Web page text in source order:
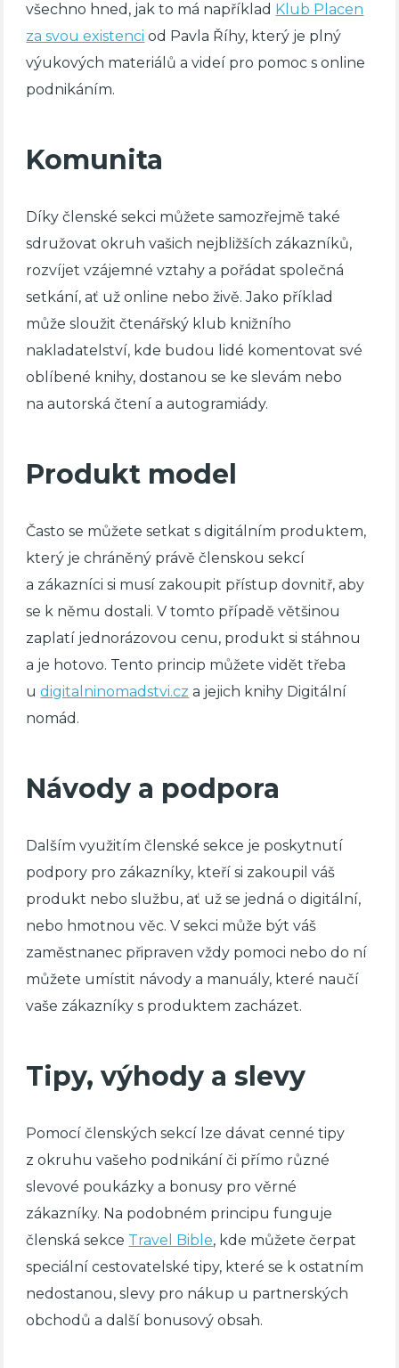
všechno hned, jak to má například Klub Placen
za svou existenci od Pavla Říhy, který je plný
výukových materiálů a videí pro pomoc s online
podnikáním.
Komunita
Díky členské sekci můžete samozřejmě také
sdružovat okruh vašich nejbližších zákazníků,
rozvíjet vzájemné vztahy a pořádat společná
setkání, ať už online nebo živě. Jako příklad
může sloužit čtenářský klub knižního
nakladatelství, kde budou lidé komentovat své
oblíbené knihy, dostanou se ke slevám nebo
na autorská čtení a autogramiády.
Produkt model
Často se můžete setkat s digitálním produktem,
který je chráněný právě členskou sekcí
a zákazníci si musí zakoupit přístup dovnitř, aby
se k němu dostali. V tomto případě většinou
zaplatí jednorázovou cenu, produkt si stáhnou
a je hotovo. Tento princip můžete vidět třeba
udigitalninomadstvi.cz a jejich knihy Digitální
nomád.
Návody a podpora
Dalším využitím členské sekce je poskytnutí
podpory pro zákazníky, kteří si zakoupil váš
produkt nebo službu, ať už se jedná o digitální,
nebo hmotnou věc. V sekci může být váš
zaměstnanec připraven vždy pomoci nebo do ní
můžete umístit návody a manuály, které naučí
vaše zákazníky s produktem zacházet.
Tipy, výhody a slevy
Pomocí členských sekcí lze dávat cenné tipy
z okruhu vašeho podnikání či přímo různé
slevové poukázky a bonusy pro věrné
zákazníky. Na podobném principu funguje
členská sekce Travel Bible, kde můžete čerpat
speciální cestovatelské tipy, které se k ostatním
nedostanou, slevy pro nákup u partnerských
obchodů a další bonusový obsah.